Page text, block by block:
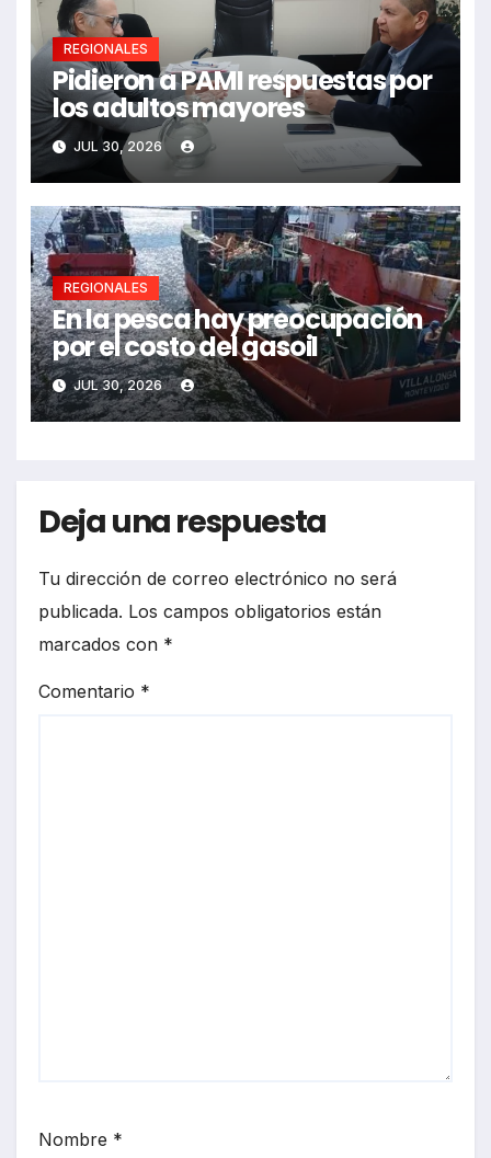
REGIONALES
Pidieron a PAMI respuestas por
los adultos mayores
JUL 30, 2026
REGIONALES
En la pesca hay preocupación
por el costo del gasoil
JUL 30, 2026
Deja una respuesta
Tu dirección de correo electrónico no será
publicada. Los campos obligatorios están
marcados con *
Comentario *
Nombre *